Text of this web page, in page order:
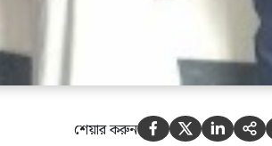
বেসরকারি খাতে জ্বালানি তেল
‘কাল্পনিক ও অসত্য’ বলল সরকার
শেয়ার করুন    